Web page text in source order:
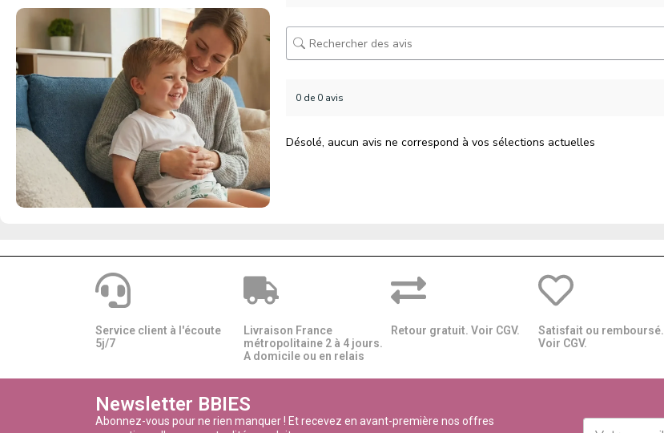
0 de 0 avis
Désolé, aucun avis ne correspond à vos sélections actuelles
Service client à l'écoute
5j/7
Livraison France
métropolitaine 2 à 4 jours.
A domicile ou en relais​​
Retour gratuit. Voir CGV.
Satisfait ou remboursé.
Voir CGV.
Newsletter BBIES
Abonnez-vous pour ne rien manquer ! Et recevez en avant-première nos offres